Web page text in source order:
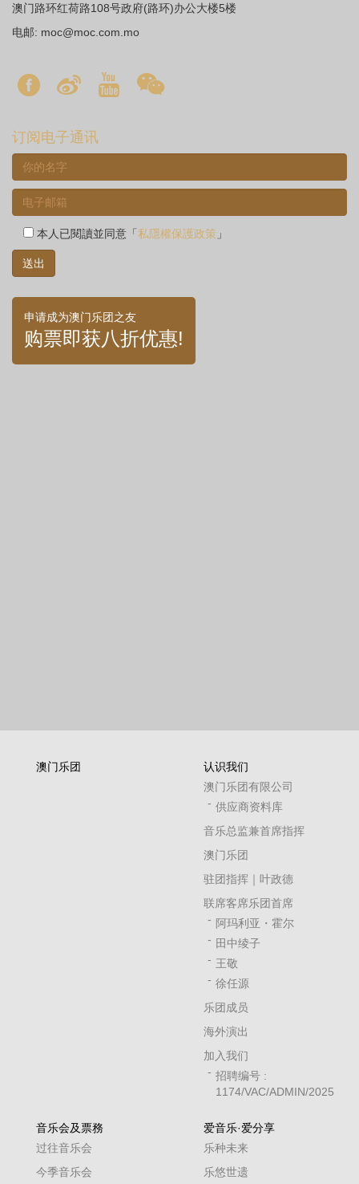
澳门路环红荷路108号政府(路环)办公大楼5楼
电邮: moc@moc.com.mo
订阅电子通讯
本人已閱讀並同意「 私隱權保護政策 」
申请成为澳门乐团之友
购票即获八折优惠!
澳门乐团
认识我们
澳门乐团有限公司
供应商资料库
音乐总监兼首席指挥
澳门乐团
驻团指挥｜叶政德
联席客席乐团首席
阿玛利亚・霍尔
田中绫子
王敬
徐任源
乐团成员
海外演出
加入我们
招聘编号 :
1174/VAC/ADMIN/2025
音乐会及票務
过往音乐会
今季音乐会
爱音乐·爱分享
乐种未来
乐悠世遗